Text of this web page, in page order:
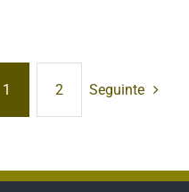
1 2 Seguinte